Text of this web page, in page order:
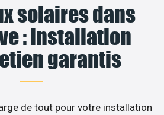
solaires dans
: installation
garantis
de tout pour votre installation